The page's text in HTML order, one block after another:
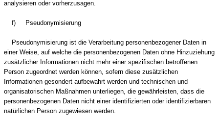
analysieren oder vorherzusagen.
f) Pseudonymisierung
Pseudonymisierung ist die Verarbeitung personenbezogener Daten in
einer Weise, auf welche die personenbezogenen Daten ohne Hinzuziehung
zusätzlicher Informationen nicht mehr einer spezifischen betroffenen
Person zugeordnet werden können, sofern diese zusätzlichen
Informationen gesondert aufbewahrt werden und technischen und
organisatorischen Maßnahmen unterliegen, die gewährleisten, dass die
personenbezogenen Daten nicht einer identifizierten oder identifizierbaren
natürlichen Person zugewiesen werden.